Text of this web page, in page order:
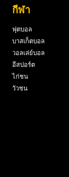
กีฬา
ฟุตบอล
บาสเก็ตบอล
วอลเล่ย์บอล
อีสปอร์ต
ไก่ชน
วัวชน